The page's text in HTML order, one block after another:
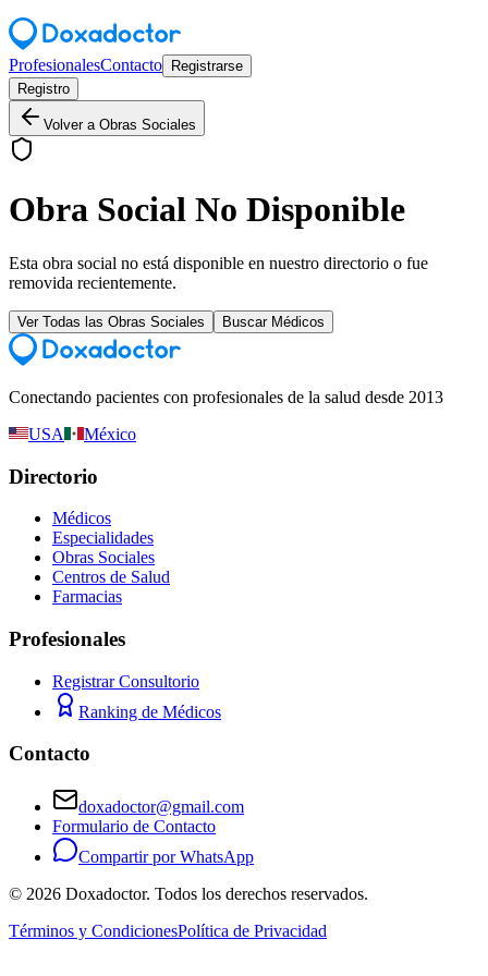
ProfesionalesContacto
Registrarse
Registro
Volver a Obras Sociales
Obra Social No Disponible
Esta obra social no está disponible en nuestro directorio o fue
removida recientemente.
Ver Todas las Obras Sociales Buscar Médicos
Conectando pacientes con profesionales de la salud desde 2013
USA
México
Directorio
Médicos
Especialidades
Obras Sociales
Centros de Salud
Farmacias
Profesionales
Registrar Consultorio
Ranking de Médicos
Contacto
doxadoctor@gmail.com
Formulario de Contacto
Compartir por WhatsApp
© 2026 Doxadoctor. Todos los derechos reservados.
Términos y CondicionesPolítica de Privacidad